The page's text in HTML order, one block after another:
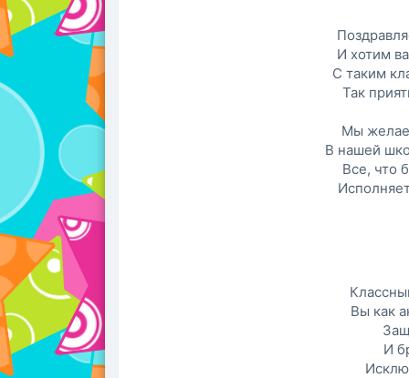
И хотим
С таким
Так
Мы
В нашей
Все, что
Вы как
И